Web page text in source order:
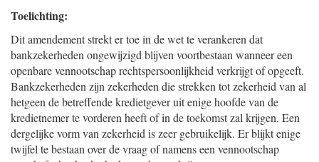
Toelichting:
Dit amendement strekt er toe in de wet te verankeren dat
bankzekerheden ongewijzigd blijven voortbestaan wanneer een
openbare vennootschap rechtspersoonlijkheid verkrijgt of opgeeft.
Bankzekerheden zijn zekerheden die strekken tot zekerheid van al
hetgeen de betreffende kredietgever uit enige hoofde van de
kredietnemer te vorderen heeft of in de toekomst zal krijgen. Een
dergelijke vorm van zekerheid is zeer gebruikelijk. Er blijkt enige
twijfel te bestaan over de vraag of namens een vennootschap